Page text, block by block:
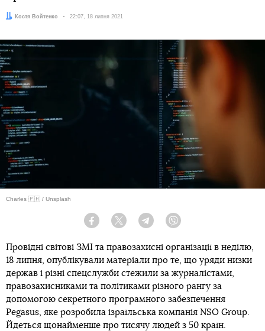
Автор:Костя Войтенко Дата:
22:07, 18 липня 2021
Charles 🇵🇭 / Unsplash
Facebook Twitter Telegram
Провідні світові ЗМІ та правозахисні організації в неділю,
18 липня, опублікували матеріали про те, що уряди низки
держав і різні спецслужби стежили за журналістами,
правозахисниками та політиками різного рангу за
допомогою секретного програмного забезпечення
Pegasus, яке розробила ізраїльська компанія NSO Group.
Йдеться щонайменше про тисячу людей з 50 країн.